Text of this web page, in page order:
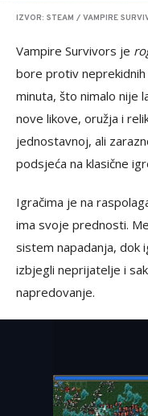
IZVOR: STEAM / VAMPIRE
Vampire Survivors je
bore protiv
minuta, što nimalo nije
nove likove, oružja i
jednostavnoj, ali
podsjeća na klasične
Igračima je na
ima svoje prednosti.
sistem napadanja, dok
izbjegli neprijatelje i
napredovanje.